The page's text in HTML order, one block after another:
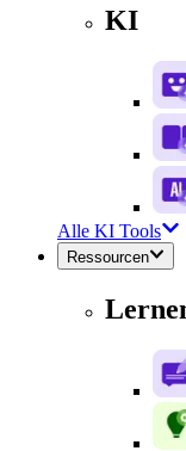
KI
Alle KI Tools
Ressourcen